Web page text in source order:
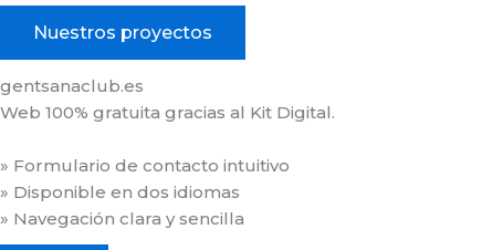
Nuestros proyectos
gentsanaclub.es
Web 100% gratuita gracias al Kit Digital.
» Formulario de contacto intuitivo
» Disponible en dos idiomas
» Navegación clara y sencilla